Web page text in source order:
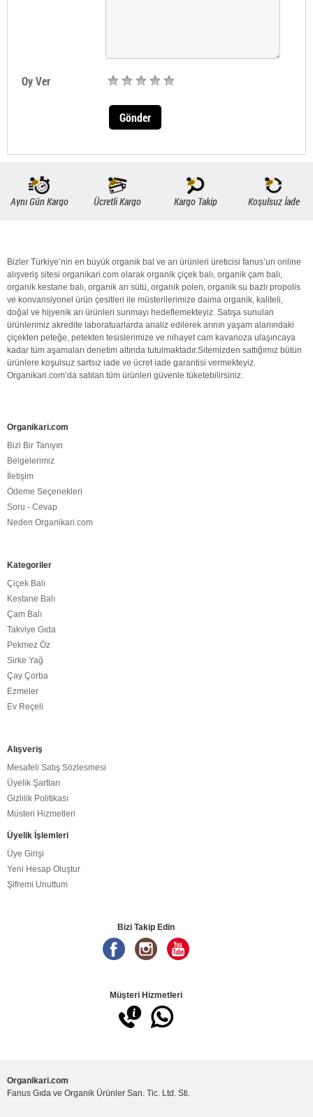
Oy Ver
Gönder
Aynı Gün Kargo Ücretli Kargo Kargo Takip Koşulsuz İade
Bizler Türkiye’nin en büyük organik bal ve arı ürünleri üreticisi fanus’un online
alışveriş sitesi organikari.com olarak organik çiçek balı organik çam balı
organik kestane balı organik arı sütü organik polen organik su bazlı propolis
ve konvansiyonel ürün çesitleri ile müsterilerimize daima organik kaliteli
doğal ve hijyenik arı ürünleri sunmayı hedeflemekteyiz. Satışa sunulan
ürünlerimiz akredite laboratuarlarda analiz edilerek arının yaşam alanındaki
çiçekten peteğe, petekten tesislerimize ve nihayet cam kavanoza ulaşıncaya
kadar tüm aşamaları denetim altında tutulmaktadır.Sitemizden sattığımız bütün
ürünlere koşulsuz sartsız iade ve ücret iade garantisi vermekteyiz.
Organikari.com’da satılan tüm ürünleri güvenle tüketebilirsiniz.
Organikari.com
Bizi Bir Tanıyın
Belgelerimiz
İletişim
Ödeme Seçenekleri
Soru - Cevap
Neden Organikari.com
Kategoriler
Çiçek Balı
Kestane Balı
Çam Balı
Takviye Gıda
Pekmez Öz
Sirke Yağ
Çay Çorba
Ezmeler
Ev Reçeli
Alışveriş
Mesafeli Satış Sözlesmesi
Üyelik Şartları
Gizlilik Politikası
Müsteri Hizmetleri
Üyelik İşlemleri
Üye Girişi
Yeni Hesap Oluştur
Şifremi Unuttum
Bizi Takip Edin
Müşteri Hizmetleri
Organikari.com
Fanus Gıda ve Organik Ürünler San. Tic. Ltd. Sti.